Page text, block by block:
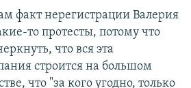
факт нерегистрации Валерия
то протесты, потому что
что вся эта
строится на большом
что "за кого угодно, только